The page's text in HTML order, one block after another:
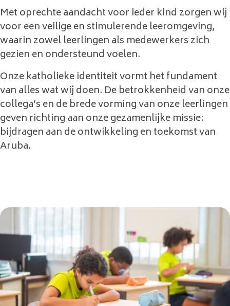
Met oprechte aandacht voor ieder kind zorgen wij
voor een veilige en stimulerende leeromgeving,
waarin zowel leerlingen als medewerkers zich
gezien en ondersteund voelen.
Onze katholieke identiteit vormt het fundament
van alles wat wij doen. De betrokkenheid van onze
collega’s en de brede vorming van onze leerlingen
geven richting aan onze gezamenlijke missie:
bijdragen aan de ontwikkeling en toekomst van
Aruba.